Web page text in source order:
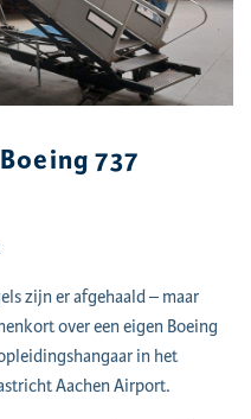
737
zijn er afgehaald – maar
over een eigen Boeing
in het
Aachen Airport.